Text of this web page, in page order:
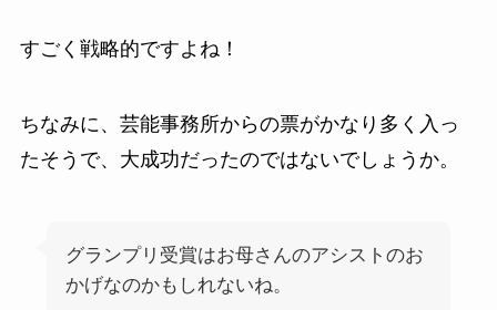
すごく戦略的ですよね！
ちなみに、芸能事務所からの票がかなり多く入っ
たそうで、大成功だったのではないでしょうか。
グランプリ受賞はお母さんのアシストのお
かげなのかもしれないね。